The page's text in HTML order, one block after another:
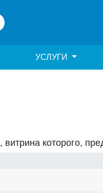
УСЛУГИ
, витрина которого,